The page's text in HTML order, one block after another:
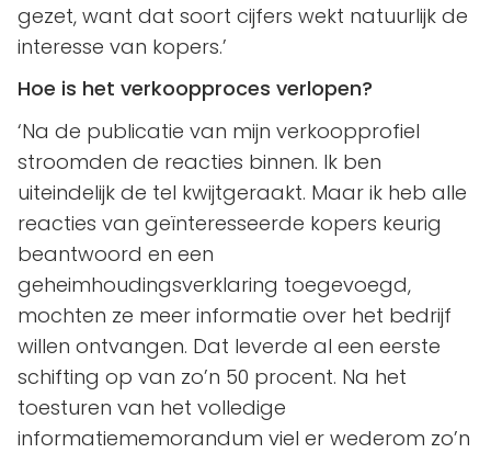
gezet, want dat soort cijfers wekt natuurlijk de
interesse van kopers.’
Hoe is het verkoopproces verlopen?
‘Na de publicatie van mijn verkoopprofiel
stroomden de reacties binnen. Ik ben
uiteindelijk de tel kwijtgeraakt. Maar ik heb alle
reacties van geïnteresseerde kopers keurig
beantwoord en een
geheimhoudingsverklaring toegevoegd,
mochten ze meer informatie over het bedrijf
willen ontvangen. Dat leverde al een eerste
schifting op van zo’n 50 procent. Na het
toesturen van het volledige
informatiememorandum viel er wederom zo’n